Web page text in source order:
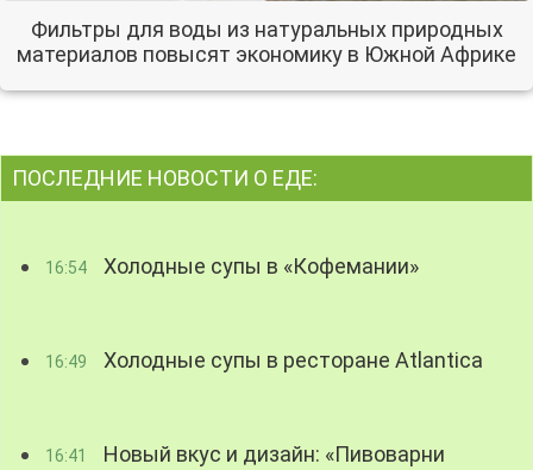
Фильтры для воды из натуральных природных
материалов повысят экономику в Южной Африке
ПОСЛЕДНИЕ НОВОСТИ О ЕДЕ:
16:54 Холодные супы в «Кофемании»
16:49 Холодные супы в ресторане Atlantica
16:41
Новый вкус и дизайн: «Пивоварни